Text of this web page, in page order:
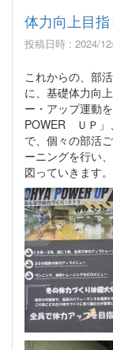
体力向上目
投稿日時 : 2024/
これからの、部
に、基礎体力向
ー・アップ運動
POWER ＵＰ」
で、個々の部活
ーニングを行い
図っていきます。